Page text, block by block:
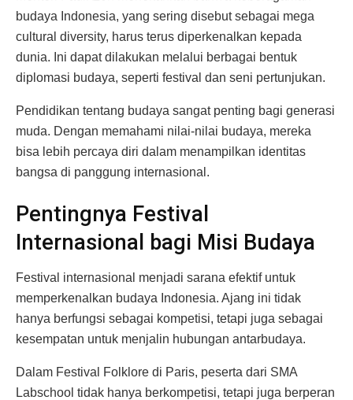
budaya Indonesia, yang sering disebut sebagai mega
cultural diversity, harus terus diperkenalkan kepada
dunia. Ini dapat dilakukan melalui berbagai bentuk
diplomasi budaya, seperti festival dan seni pertunjukan.
Pendidikan tentang budaya sangat penting bagi generasi
muda. Dengan memahami nilai-nilai budaya, mereka
bisa lebih percaya diri dalam menampilkan identitas
bangsa di panggung internasional.
Pentingnya Festival
Internasional bagi Misi Budaya
Festival internasional menjadi sarana efektif untuk
memperkenalkan budaya Indonesia. Ajang ini tidak
hanya berfungsi sebagai kompetisi, tetapi juga sebagai
kesempatan untuk menjalin hubungan antarbudaya.
Dalam Festival Folklore di Paris, peserta dari SMA
Labschool tidak hanya berkompetisi, tetapi juga berperan